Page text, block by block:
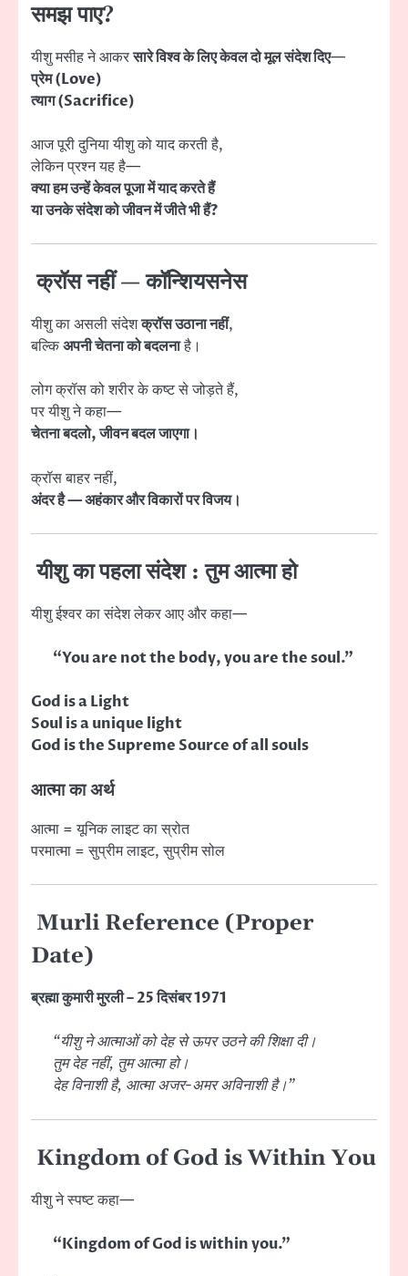
समझ पाए?
यीशु मसीह ने आकरसारे विश्व के लिए केवल दो मूल संदेश दिए—
प्रेम (Love)
त्याग (Sacrifice)
आज पूरी दुनिया यीशु को याद करती है,
लेकिन प्रश्न यह है—
क्या हम उन्हें केवल पूजा में याद करते हैं
या उनके संदेश को जीवन में जीते भी हैं?
क्रॉस नहीं — कॉन्शियसनेस
यीशु का असली संदेशक्रॉस उठाना नहीं,
बल्किअपनी चेतना को बदलनाहै।
लोग क्रॉस को शरीर के कष्ट से जोड़ते हैं,
पर यीशु ने कहा—
चेतना बदलो, जीवन बदल जाएगा।
क्रॉस बाहर नहीं,
अंदर है — अहंकार और विकारों पर विजय।
यीशु का पहला संदेश : तुम आत्मा हो
यीशु ईश्वर का संदेश लेकर आए और कहा—
“You are not the body, you are the soul.”
God is a Light
Soul is a unique light
God is the Supreme Source of all souls
आत्मा का अर्थ
आत्मा = यूनिक लाइट का स्रोत
परमात्मा = सुप्रीम लाइट, सुप्रीम सोल
Murli Reference (Proper
Date)
ब्रह्मा कुमारी मुरली – 25 दिसंबर 1971
“यीशु ने आत्माओं को देह से ऊपर उठने की शिक्षा दी।
तुम देह नहीं, तुम आत्मा हो।
देह विनाशी है, आत्मा अजर-अमर अविनाशी है।”
Kingdom of God is Within You
यीशु ने स्पष्ट कहा—
“Kingdom of God is within you.”